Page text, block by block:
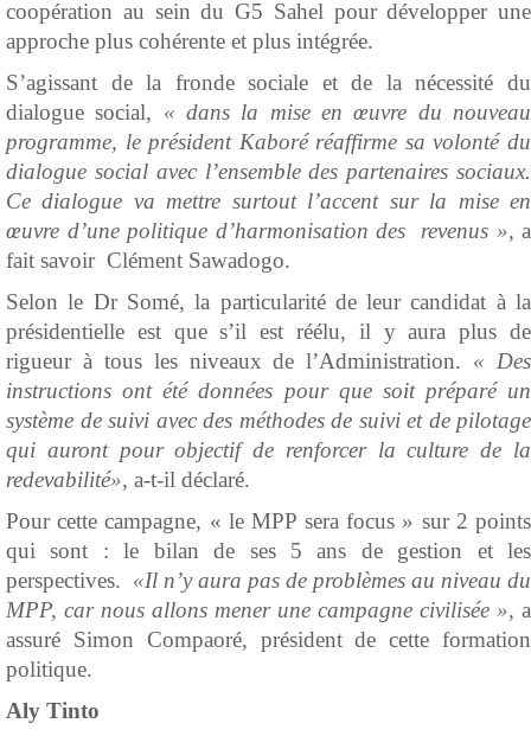
coopération au sein du G5 Sahel pour développer une
approche plus cohérente et plus intégrée.
S’agissant de la fronde sociale et de la nécessité du
dialogue social, « dans la mise en œuvre du nouveau
programme, le président Kaboré réaffirme sa volonté du
dialogue social avec l’ensemble des partenaires sociaux.
Ce dialogue va mettre surtout l’accent sur la mise en
œuvre d’une politique d’harmonisation des revenus », a
fait savoir Clément Sawadogo.
Selon le Dr Somé, la particularité de leur candidat à la
présidentielle est que s’il est réélu, il y aura plus de
rigueur à tous les niveaux de l’Administration. « Des
instructions ont été données pour que soit préparé un
système de suivi avec des méthodes de suivi et de pilotage
qui auront pour objectif de renforcer la culture de la
redevabilité», a-t-il déclaré.
Pour cette campagne, « le MPP sera focus » sur 2 points
qui sont : le bilan de ses 5 ans de gestion et les
perspectives. «Il n’y aura pas de problèmes au niveau du
MPP, car nous allons mener une campagne civilisée », a
assuré Simon Compaoré, président de cette formation
politique.
Aly Tinto